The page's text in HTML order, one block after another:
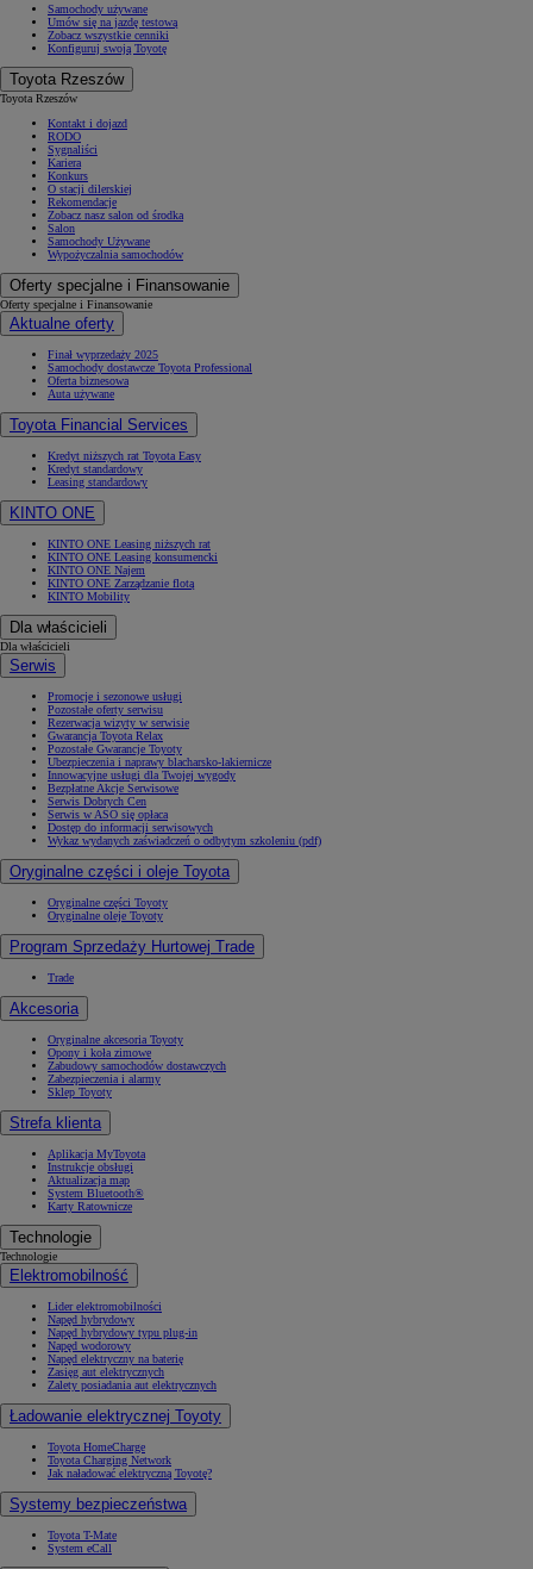
Samochody używane
Umów się na jazdę testową
Zobacz wszystkie cenniki
Konfiguruj swoją Toyotę
Toyota Rzeszów
Toyota Rzeszów
Kontakt i dojazd
RODO
Sygnaliści
Kariera
Konkurs
O stacji dilerskiej
Rekomendacje
Zobacz nasz salon od środka
Salon
Samochody Używane
Wypożyczalnia samochodów
Oferty specjalne i Finansowanie
Oferty specjalne i Finansowanie
Aktualne oferty
Finał wyprzedaży 2025
Samochody dostawcze Toyota Professional
Oferta biznesowa
Auta używane
Toyota Financial Services
Kredyt niższych rat Toyota Easy
Kredyt standardowy
Leasing standardowy
KINTO ONE
KINTO ONE Leasing niższych rat
KINTO ONE Leasing konsumencki
KINTO ONE Najem
KINTO ONE Zarządzanie flotą
KINTO Mobility
Dla właścicieli
Dla właścicieli
Serwis
Promocje i sezonowe usługi
Pozostałe oferty serwisu
Rezerwacja wizyty w serwisie
Gwarancja Toyota Relax
Pozostałe Gwarancje Toyoty
Ubezpieczenia i naprawy blacharsko-lakiernicze
Innowacyjne usługi dla Twojej wygody
Bezpłatne Akcje Serwisowe
Serwis Dobrych Cen
Serwis w ASO się opłaca
Dostęp do informacji serwisowych
Wykaz wydanych zaświadczeń o odbytym szkoleniu (pdf)
Oryginalne części i oleje Toyota
Oryginalne części Toyoty
Oryginalne oleje Toyoty
Program Sprzedaży Hurtowej Trade
Trade
Akcesoria
Oryginalne akcesoria Toyoty
Opony i koła zimowe
Zabudowy samochodów dostawczych
Zabezpieczenia i alarmy
Sklep Toyoty
Strefa klienta
Aplikacja MyToyota
Instrukcje obsługi
Aktualizacja map
System Bluetooth®
Karty Ratownicze
Technologie
Technologie
Elektromobilność
Lider elektromobilności
Napęd hybrydowy
Napęd hybrydowy typu plug-in
Napęd wodorowy
Napęd elektryczny na baterię
Zasięg aut elektrycznych
Zalety posiadania aut elektrycznych
Ładowanie elektrycznej Toyoty
Toyota HomeCharge
Toyota Charging Network
Jak naładować elektryczną Toyotę?
Systemy bezpieczeństwa
Toyota T-Mate
System eCall